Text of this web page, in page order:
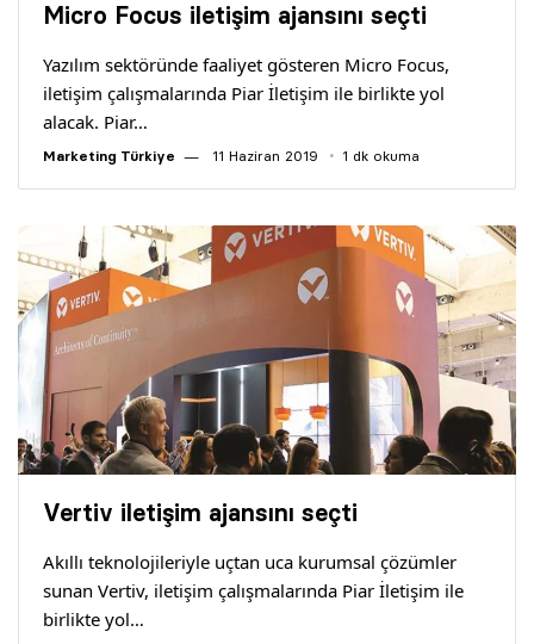
Micro Focus iletişim ajansını seçti
Yazılım sektöründe faaliyet gösteren Micro Focus,
iletişim çalışmalarında Piar İletişim ile birlikte yol
alacak. Piar…
Marketing Türkiye 11 Haziran 2019 1 dk okuma
Vertiv iletişim ajansını seçti
Akıllı teknolojileriyle uçtan uca kurumsal çözümler
sunan Vertiv, iletişim çalışmalarında Piar İletişim ile
birlikte yol…